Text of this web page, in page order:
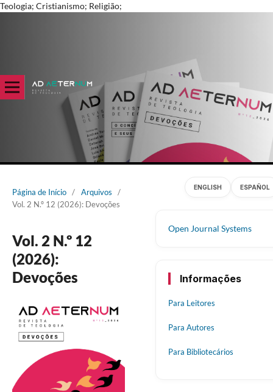
Teologia; Cristianismo; Religião;
Página de Início / Arquivos
/
Vol. 2 N.º 12 (2026): Devoções
Vol. 2 N.º 12
(2026):
Devoções
Open Journal Systems
ENGLISH ESPAÑOL
Informações
Para Leitores
Para Autores
Para Bibliotecários